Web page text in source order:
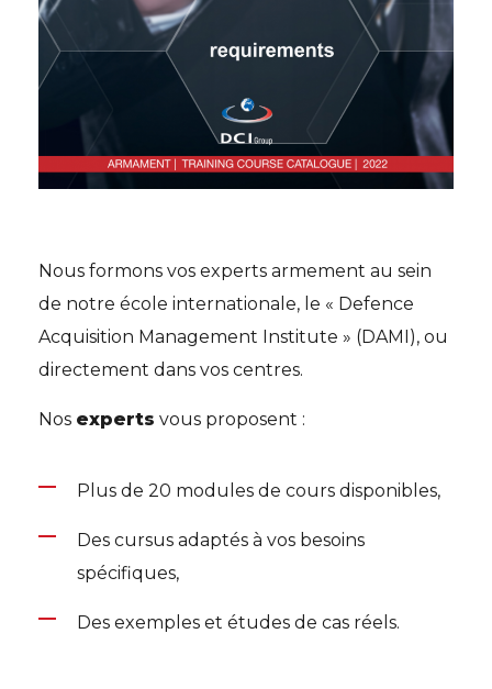
Nous formons vos experts armement au sein
de notre école internationale, le « Defence
Acquisition Management Institute » (DAMI), ou
directement dans vos centres.
Nos experts vous proposent :
Plus de 20 modules de cours disponibles,
Des cursus adaptés à vos besoins
spécifiques,
Des exemples et études de cas réels.